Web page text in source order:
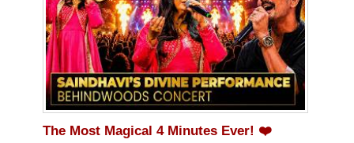
The Most Magical 4 Minutes Ever! ❤️